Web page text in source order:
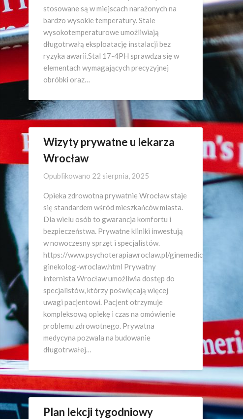
stosowane są w miejscach narażonych na
bardzo wysokie temperatury. Stale
wysokotemperaturowe umożliwiają
długotrwałą eksploatację instalacji bez
ryzyka awarii.Stal 17-4PH sprawdza się w
elementach wymagających precyzyjnej
obróbki oraz…
Wizyty prywatne u lekarza
Wrocław
Opublikowano 22 sierpnia, 2025
Opieka zdrowotna prywatnie Wrocław staje
się standardem wśród mieszkańców miasta.
Dla wielu osób to gwarancja komfortu i
bezpieczeństwa. Prywatne kliniki inwestują
w nowoczesny sprzęt i specjalistów.
https://www.psychoterapiawroclaw.pl/ginemedica-
ginekolog-wroclaw.html Prywatny
internista Wrocław umożliwia dostęp do
specjalistów, którzy poświęcają więcej
uwagi pacjentowi. Pacjent otrzymuje
kompleksową opiekę i czas na omówienie
problemu zdrowotnego. Prywatna
medycyna pozwala na budowanie
długotrwałej…
Plan lekcji tygodniowy